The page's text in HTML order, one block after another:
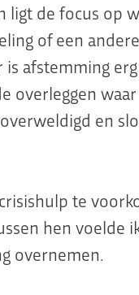
ligt de focus op
of een andere
is afstemming erg
overleggen waar
en
te
hen voelde
overnemen.